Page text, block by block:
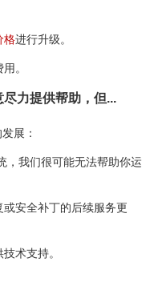
格进行升级。
。
力提供帮助，但...
展：
，我们很可能无法帮助你运
或安全补丁的后续服务更
术支持。